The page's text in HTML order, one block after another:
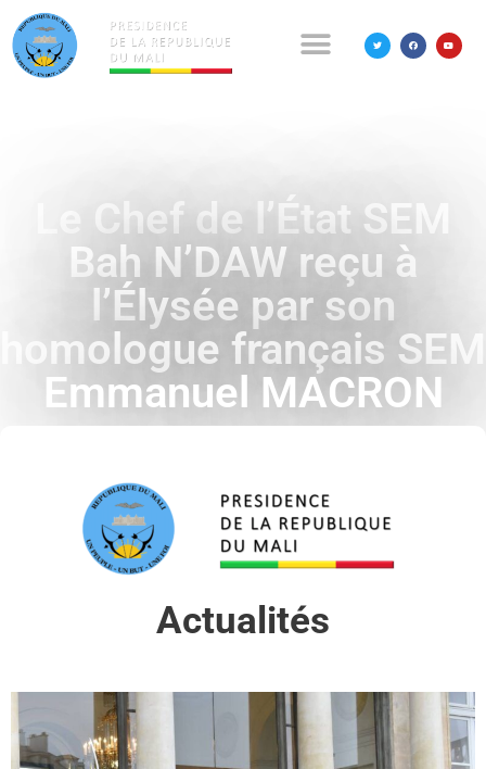
Le Chef de l’État SEM
Bah N’DAW reçu à
l’Élysée par son
homologue français SEM
Emmanuel MACRON
Actualités